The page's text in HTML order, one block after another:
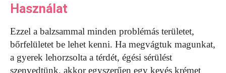
Használat
Ezzel a balzsammal minden problémás területet,
bőrfelületet be lehet kenni. Ha megvágtuk magunkat,
a gyerek lehorzsolta a térdét, égési sérülést
szenvedtünk, akkor egyszerűen egy kevés krémet